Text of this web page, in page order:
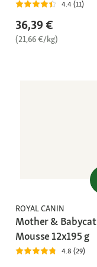
4.4 (11)
36,39 €
(21,66 €/kg)
ROYAL CANIN
Mother & Babycat
Mousse 12x195 g
4.8 (29)